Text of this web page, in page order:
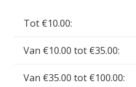
3168030006
Tot €10.00:
Van €10.00 tot €35.00:
Van €35.00 tot €100.00: